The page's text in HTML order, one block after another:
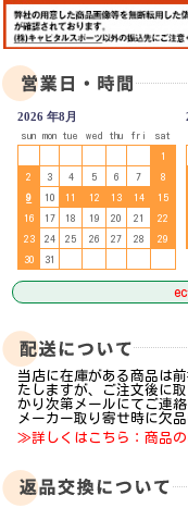
2026 年8月
sun mon tue wed thu fri
sat
1
2
3 4 5 6 7
8
9
10 11 12 13 14
15
16
17 18 19 20 21
22
23
24 25 26 27 28
29
30
31
当店に在庫がある商品は
たしますが、ご注文後に
かり次第メールにてご連絡
メーカー取り寄せ時に欠
≫詳しくはこちら：商品